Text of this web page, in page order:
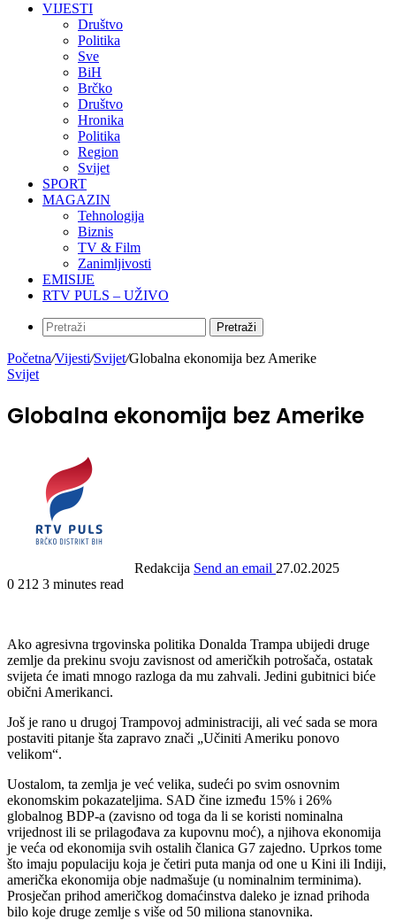
VIJESTI
Društvo
Politika
Sve
BiH
Brčko
Društvo
Hronika
Politika
Region
Svijet
SPORT
MAGAZIN
Tehnologija
Biznis
TV & Film
Zanimljivosti
EMISIJE
RTV PULS – UŽIVO
Pretraži
Početna/Vijesti/Svijet/Globalna ekonomija bez Amerike
Svijet
Globalna ekonomija bez Amerike
Redakcija Send an email 27.02.2025
0 212 3 minutes read
Ako agresivna trgovinska politika Donalda Trampa ubijedi druge
zemlje da prekinu svoju zavisnost od američkih potrošača, ostatak
svijeta će imati mnogo razloga da mu zahvali. Jedini gubitnici biće
obični Amerikanci.
Još je rano u drugoj Trampovoj administraciji, ali već sada se mora
postaviti pitanje šta zapravo znači „Učiniti Ameriku ponovo
velikom“.
Uostalom, ta zemlja je već velika, sudeći po svim osnovnim
ekonomskim pokazateljima. SAD čine između 15% i 26%
globalnog BDP-a (zavisno od toga da li se koristi nominalna
vrijednost ili se prilagođava za kupovnu moć), a njihova ekonomija
je veća od ekonomija svih ostalih članica G7 zajedno. Uprkos tome
što imaju populaciju koja je četiri puta manja od one u Kini ili Indiji,
američka ekonomija obje nadmašuje (u nominalnim terminima).
Prosječan prihod američkog domaćinstva daleko je iznad prihoda
bilo koje druge zemlje s više od 50 miliona stanovnika.